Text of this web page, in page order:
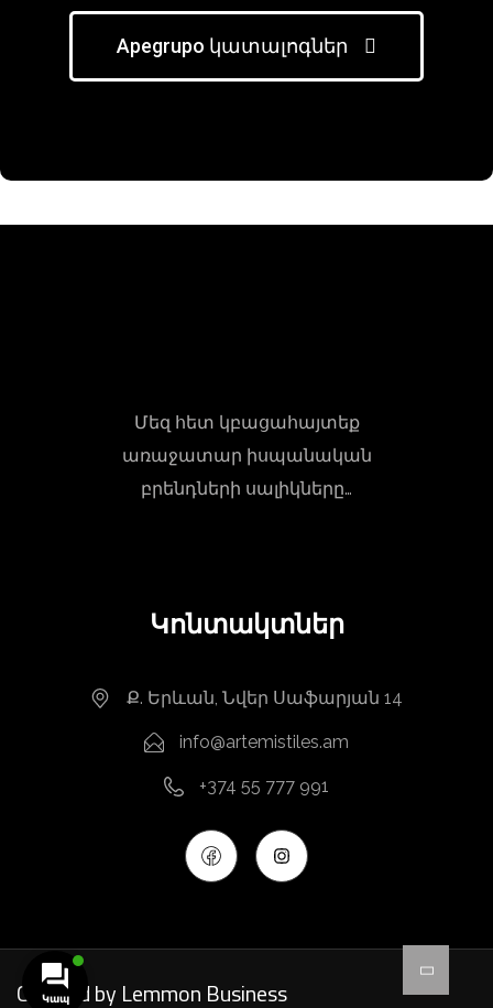
Apegrupo կատալոգներ
Մեզ հետ կբացահայտեք
առաջատար իսպանական
բրենդների սալիկները…
Կոնտակտներ
Ք. Երևան, Նվեր Սաֆարյան 14
info@artemistiles.am
+374 55 777 991
Created by Lemmon Business
Կապ